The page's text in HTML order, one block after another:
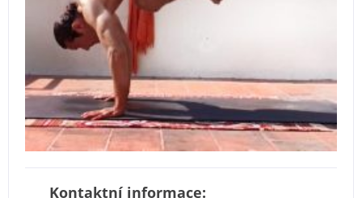
Kontaktní informace: